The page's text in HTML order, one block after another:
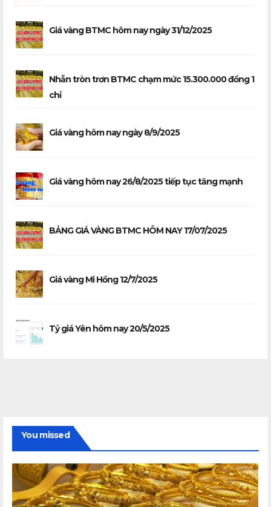
Giá vàng BTMC hôm nay ngày 31/12/2025
Nhẫn tròn trơn BTMC chạm mức 15.300.000 đồng 1
chỉ
Giá vàng hôm nay ngày 8/9/2025
Giá vàng hôm nay 26/8/2025 tiếp tục tăng mạnh
BẢNG GIÁ VÀNG BTMC HÔM NAY 17/07/2025
Giá vàng Mi Hồng 12/7/2025
Tỷ giá Yên hôm nay 20/5/2025
You missed